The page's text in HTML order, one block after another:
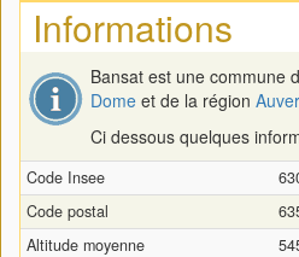
Informations
Bansat est une commune
Dome et de la région
Ci dessous quelques
Code Insee
Code postal
Altitude moyenne